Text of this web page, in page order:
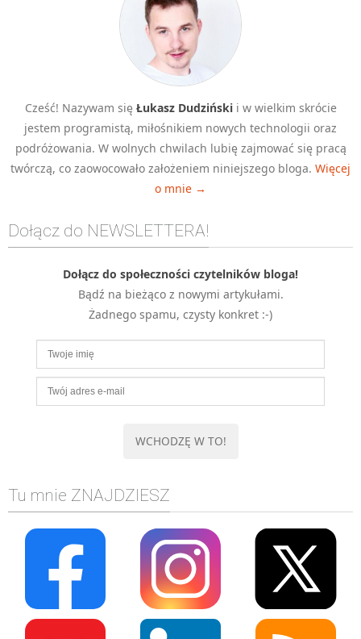
Cześć! Nazywam się Łukasz Dudzińskii w wielkim skrócie
jestem programistą, miłośnikiem nowych technologii oraz
podróżowania. W wolnych chwilach lubię zajmować się pracą
twórczą, co zaowocowało założeniem niniejszego bloga. Więcej
o mnie →
Dołącz do NEWSLETTERA!
Dołącz do społeczności czytelników bloga!
Bądź na bieżąco z nowymi artykułami.
Żadnego spamu, czysty konkret :-)
Tu mnie ZNAJDZIESZ